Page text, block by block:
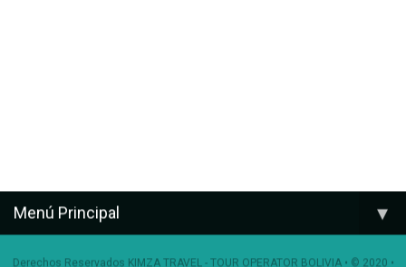
Menú Principal ▾
Derechos Reservados KIMZA TRAVEL - TOUR OPERATOR BOLIVIA • © 2020 •